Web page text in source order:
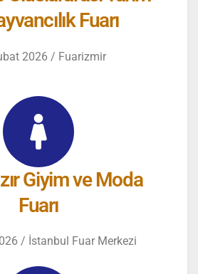
Fuarı
2026 / Fuarizmir
Giyim ve Moda
Fuarı
/ İstanbul Fuar Merkezi